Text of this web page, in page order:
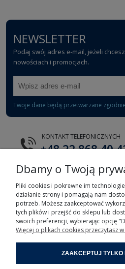
NEWSLETTER
Podaj swój adres e-mail, jeżeli
nowościach i promocjach.
Twoje dane będą przetwarzane
KONTAKT TELEFONICZNYCH
+48 22 868 40
E-MAIL
tts@tts.com.pl
POMOC
Dbamy o Twoją
Pliki cookies i pokrewne im
działanie strony i pomagają nam
potrzeb. Możesz zaakceptować
tych plików i przejść do sklepu lub
swoich preferencji, wybierając opcję
Więcej o plikach cookies przeczytasz
ZAAKCEPTUJ TYLKO